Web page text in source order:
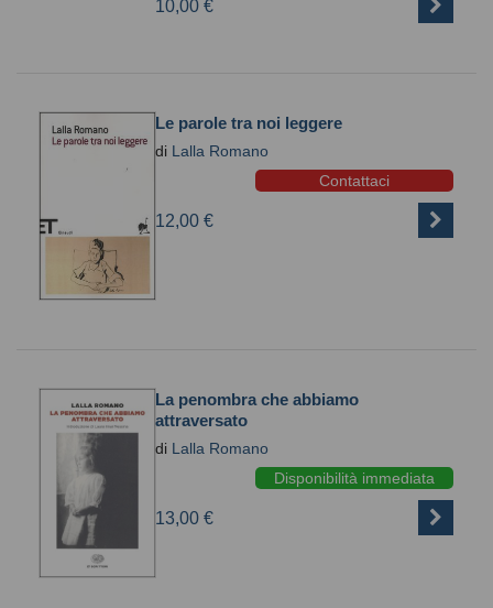
10,00 €
Le parole tra noi leggere
di Lalla Romano
Contattaci
12,00 €
La penombra che abbiamo
attraversato
di Lalla Romano
Disponibilità immediata
13,00 €